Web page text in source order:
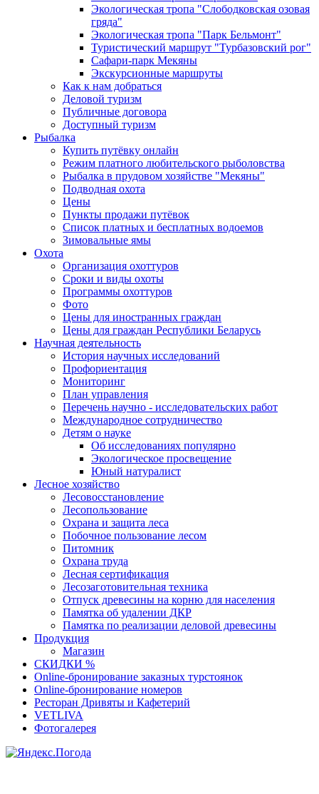
Экологическая тропа "Слободковская озовая
гряда"
Экологическая тропа "Парк Бельмонт"
Туристический маршрут "Турбазовский рог"
Сафари-парк Мекяны
Экскурсионные маршруты
Как к нам добраться
Деловой туризм
Публичные договора
Доступный туризм
Рыбалка
Купить путёвку онлайн
Режим платного любительского рыболовства
Рыбалка в прудовом хозяйстве "Мекяны"
Подводная охота
Цены
Пункты продажи путёвок
Список платных и бесплатных водоемов
Зимовальные ямы
Охота
Организация охоттуров
Сроки и виды охоты
Программы охоттуров
Фото
Цены для иностранных граждан
Цены для граждан Республики Беларусь
Научная деятельность
История научных исследований
Профориентация
Мониторинг
План управления
Перечень научно - исследовательских работ
Международное сотрудничество
Детям о науке
Об исследованиях популярно
Экологическое просвещение
Юный натуралист
Лесное хозяйство
Лесовосстановление
Лесопользование
Охрана и защита леса
Побочное пользование лесом
Питомник
Охрана труда
Лесная сертификация
Лесозаготовительная техника
Отпуск древесины на корню для населения
Памятка об удалении ДКР
Памятка по реализации деловой древесины
Продукция
Магазин
СКИДКИ %
Оnline-бронирование заказных турстоянок
Оnline-бронирование номеров
Ресторан Дривяты и Кафетерий
VETLIVA
Фотогалерея